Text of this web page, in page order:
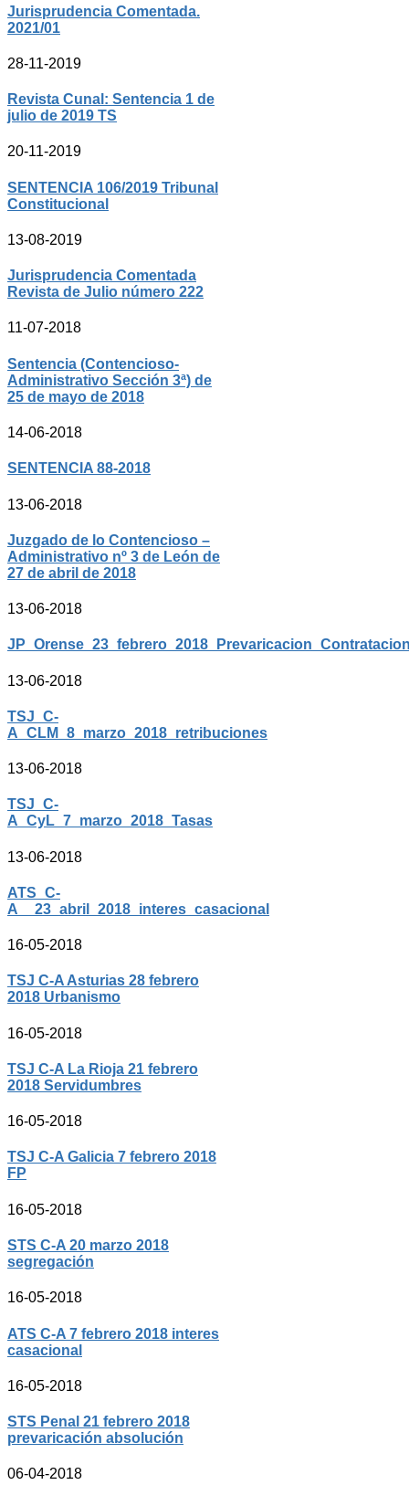
Jurisprudencia Comentada.
2021/01
28-11-2019
Revista Cunal: Sentencia 1 de
julio de 2019 TS
20-11-2019
SENTENCIA 106/2019 Tribunal
Constitucional
13-08-2019
Jurisprudencia Comentada
Revista de Julio número 222
11-07-2018
Sentencia (Contencioso-
Administrativo Sección 3ª) de
25 de mayo de 2018
14-06-2018
SENTENCIA 88-2018
13-06-2018
Juzgado de lo Contencioso –
Administrativo nº 3 de León de
27 de abril de 2018
13-06-2018
13-06-2018
TSJ_C-
A_CLM_8_marzo_2018_retribuciones
13-06-2018
TSJ_C-
A_CyL_7_marzo_2018_Tasas
13-06-2018
ATS_C-
A__23_abril_2018_interes_casacional
16-05-2018
TSJ C-A Asturias 28 febrero
2018 Urbanismo
16-05-2018
TSJ C-A La Rioja 21 febrero
2018 Servidumbres
16-05-2018
TSJ C-A Galicia 7 febrero 2018
FP
16-05-2018
STS C-A 20 marzo 2018
segregación
16-05-2018
ATS C-A 7 febrero 2018 interes
casacional
16-05-2018
STS Penal 21 febrero 2018
prevaricación absolución
06-04-2018